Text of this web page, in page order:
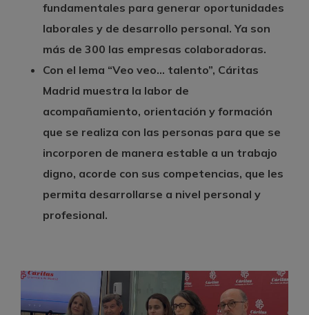
fundamentales para generar oportunidades
laborales y de desarrollo personal. Ya son
más de 300 las empresas colaboradoras.
Con el lema “Veo veo… talento”, Cáritas
Madrid muestra la labor de
acompañamiento, orientación y formación
que se realiza con las personas para que se
incorporen de manera estable a un trabajo
digno, acorde con sus competencias, que les
permita desarrollarse a nivel personal y
profesional.